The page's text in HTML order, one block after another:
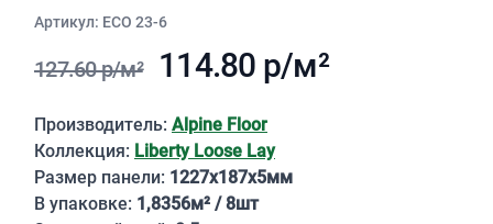
Aртикул: ЕСО 23-6
127.60 р/м² 114.80 р/м²
Описание
Производитель: Alpine Floor
Коллекция: Liberty Loose Lay
Размер панели: 1227х187х5мм
В упаковке: 1,8356м² / 8шт